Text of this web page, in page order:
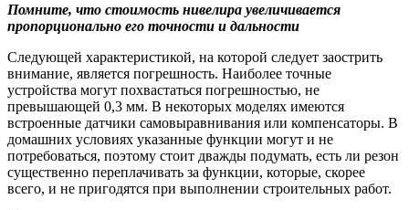
Помните, что стоимость нивелира увеличивается
пропорционально его точности и дальности
Следующей характеристикой, на которой следует заострить
внимание, является погрешность. Наиболее точные
устройства могут похвастаться погрешностью, не
превышающей 0,3 мм. В некоторых моделях имеются
встроенные датчики самовыравнивания или компенсаторы. В
домашних условиях указанные функции могут и не
потребоваться, поэтому стоит дважды подумать, есть ли резон
существенно переплачивать за функции, которые, скорее
всего, и не пригодятся при выполнении строительных работ.